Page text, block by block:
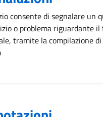
consente di segnalare un
o problema riguardante
tramite la compilazione